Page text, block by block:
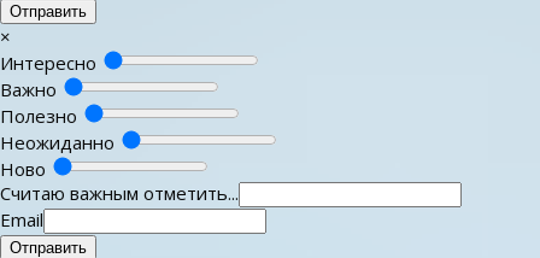
Отправить
×
Интересно
Важно
Полезно
Неожиданно
Ново
Считаю важным отметить...
Email
Отправить